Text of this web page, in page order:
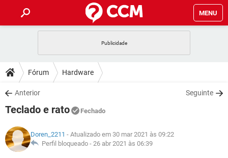
MENU
CELULAR
OUTLOOK
INSTAGRAM
GUIA DE COMPRAS
DICAS
JOGOS
INSTAGRAM GMAIL
GUIA DE COMPRAS
DOWNLOADS
JOGOS
CELULAR
OUTLOOK EXCEL
JOGOS WHATSAPP
CELULAR
GLOSSÁRIO
Fórum Hardware
Anterior Seguinte
Teclado e rato Fechado
Doren_2211 - Atualizado em 30 mar 2021 às 09:22
Perfil bloqueado - 26 abr 2021 às 06:39